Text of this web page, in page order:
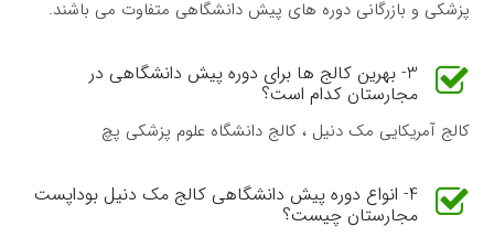
پزشکی و بازرگانی دوره های پیش دانشگاهی متفاوت می باشند.
3- بهرین کالج ها برای دوره پیش دانشگاهی در
مجارستان کدام است؟
کالج آمریکایی مک دنیل ، کالج دانشگاه علوم پزشکی پچ
4- انواع دوره پیش دانشگاهی کالج مک دنیل بوداپست
مجارستان چیست؟